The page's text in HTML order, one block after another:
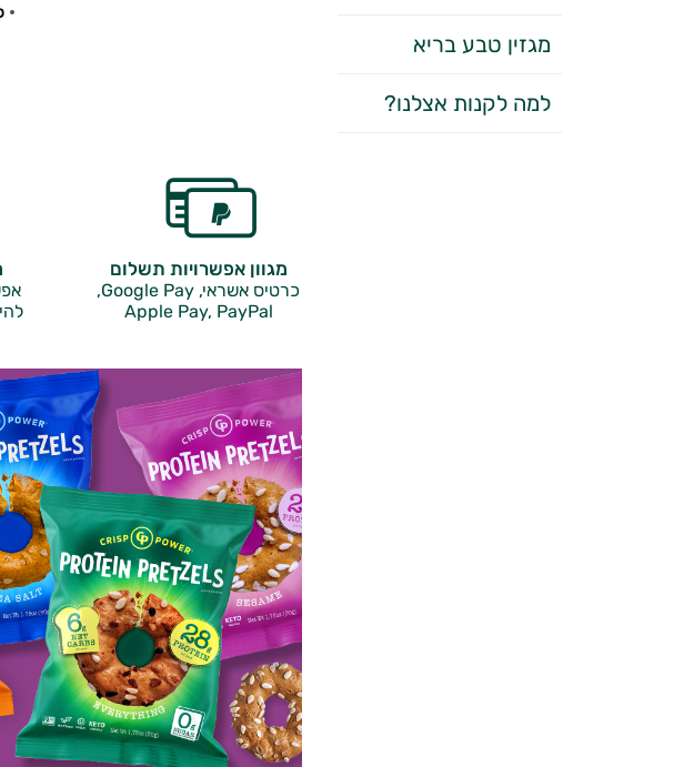
מגזין טבע בריא
למה לקנות אצלנו?
מגוון אפשרויות תשלום
כרטיס אשראי, Google Pay,
Apple Pay, PayPal
להיום